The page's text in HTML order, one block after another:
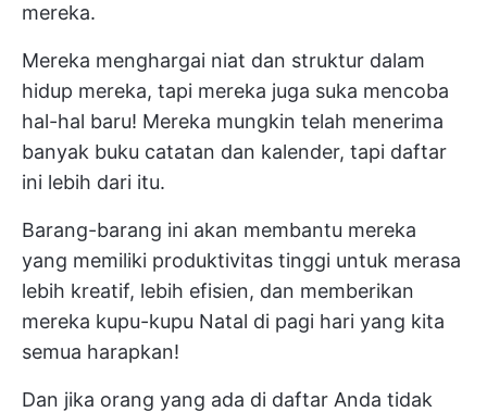
mereka.
Mereka menghargai niat dan struktur dalam
hidup mereka, tapi mereka juga suka mencoba
hal-hal baru! Mereka mungkin telah menerima
banyak buku catatan dan kalender, tapi daftar
ini lebih dari itu.
Barang-barang ini akan membantu mereka
yang memiliki produktivitas tinggi untuk merasa
lebih kreatif, lebih efisien, dan memberikan
mereka kupu-kupu Natal di pagi hari yang kita
semua harapkan!
Dan jika orang yang ada di daftar Anda tidak